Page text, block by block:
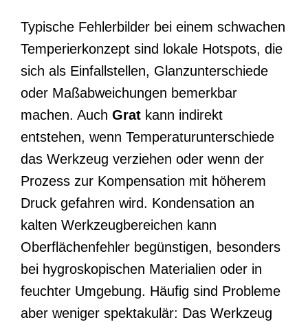
Typische Fehlerbilder bei einem schwachen
Temperierkonzept sind lokale Hotspots, die
sich als Einfallstellen, Glanzunterschiede
oder Maßabweichungen bemerkbar
machen. Auch Grat kann indirekt
entstehen, wenn Temperaturunterschiede
das Werkzeug verziehen oder wenn der
Prozess zur Kompensation mit höherem
Druck gefahren wird. Kondensation an
kalten Werkzeugbereichen kann
Oberflächenfehler begünstigen, besonders
bei hygroskopischen Materialien oder in
feuchter Umgebung. Häufig sind Probleme
aber weniger spektakulär: Das Werkzeug